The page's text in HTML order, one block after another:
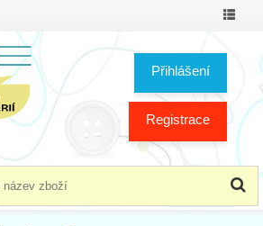
Přihlášení
Registrace